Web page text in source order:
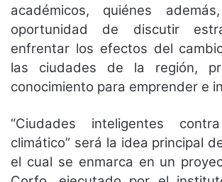
académicos, quiénes
oportunidad de discutir
enfrentar los efectos del
las ciudades de la región,
conocimiento para emprender e
“Ciudades inteligentes
climático” será la idea principal
el cual se enmarca en un